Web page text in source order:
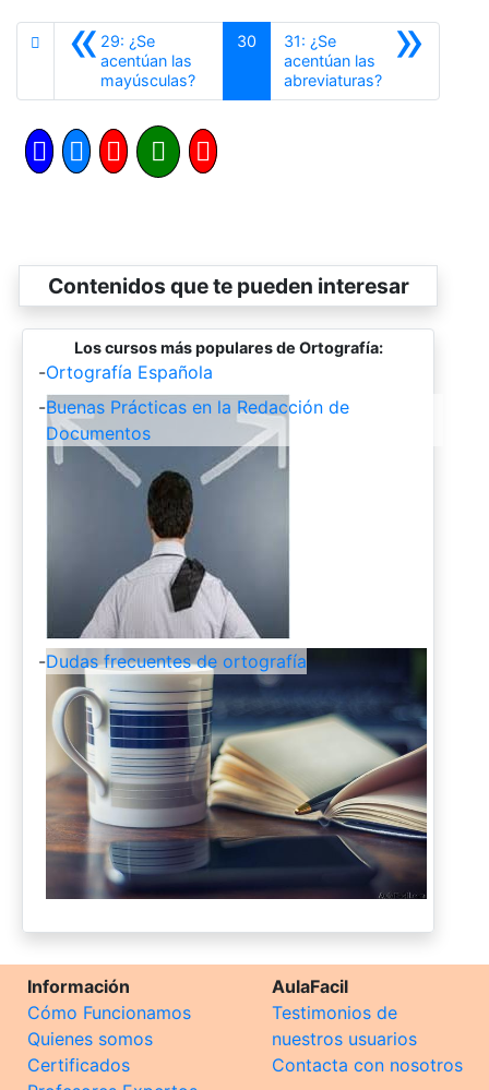
«29: ¿Se
acentúan las
mayúsculas?Anterior
30 »
31: ¿Se
acentúan las
abreviaturas?Siguiente
Contenidos que te pueden interesar
Los cursos más populares de Ortografía:
-Ortografía Española
-Buenas Prácticas en la Redacción de
Documentos
-Dudas frecuentes de ortografía
Información
Cómo Funcionamos
Quienes somos
Certificados
AulaFacil
Testimonios de
nuestros usuarios
Contacta con nosotros